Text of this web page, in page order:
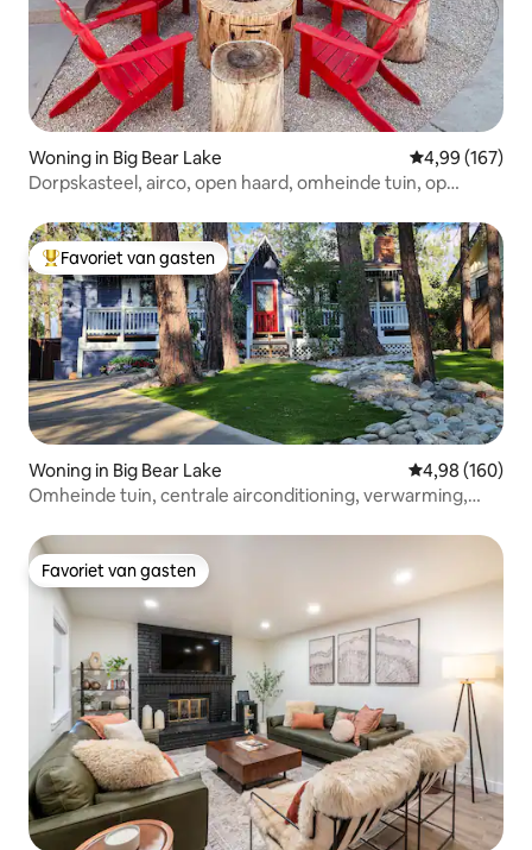
Woning in Big Bear Lake Gemiddelde
4,99 (167)
Dorpskasteel, airco, open haard, omheinde tuin, op
Topfavoriet van gasten
Favoriet van gasten
Woning in Big Bear Lake Gemiddelde
4,98 (160)
Omheinde tuin, centrale airconditioning, verwarming,
Favoriet van gasten
Favoriet van gasten